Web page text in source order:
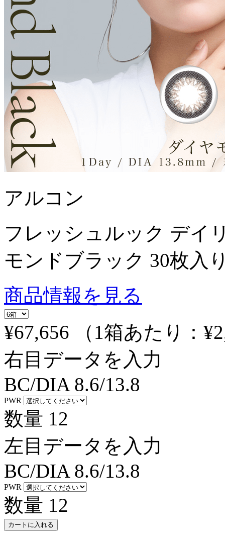
アルコン
フレッシュルック デイ
モンドブラック 30枚入
商品情報を見る
¥67,656
（1箱あたり：
右目データを入力
BC/DIA 8.6/13.8
PWR
数量 12
左目データを入力
BC/DIA 8.6/13.8
PWR
数量 12
カートに入れる